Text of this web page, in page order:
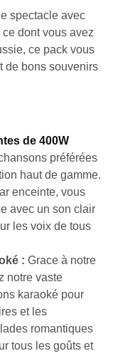
spectacle avec
dont vous avez
ce pack vous
de bons souvenirs
de 400W
préférées
haut de gamme.
enceinte, vous
avec un son clair
les voix de tous
: Grace à notre
notre vaste
karaoké pour
et les
romantiques
tous les goûts et